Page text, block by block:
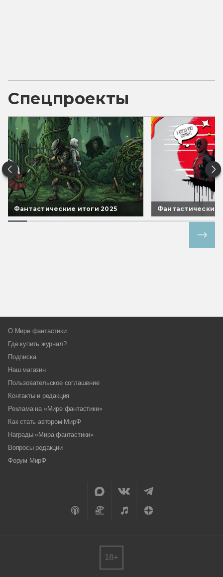
Спецпроекты
Фантастические итоги 2025 Фантастические
О Мире фантастики
Где купить журнал?
Подписка
Наш магазин
Пользовательское соглашение
Контакты и редакция
Реклама на «Мире фантастики»
Как стать автором МирФ
Награды «Мира фантастики»
Вопросы редакции
Форум МирФ
18+